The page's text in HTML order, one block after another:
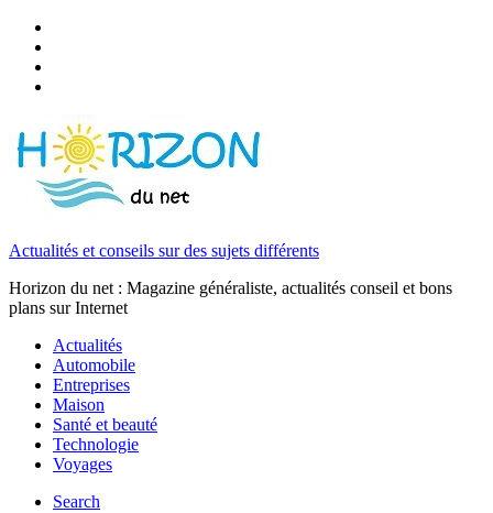
Actualités et conseils sur des sujets différents
Horizon du net : Magazine généraliste, actualités conseil et bons
plans sur Internet
Actualités
Automobile
Entreprises
Maison
Santé et beauté
Technologie
Voyages
Search